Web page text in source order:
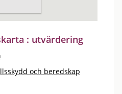
: utvärdering
och beredskap